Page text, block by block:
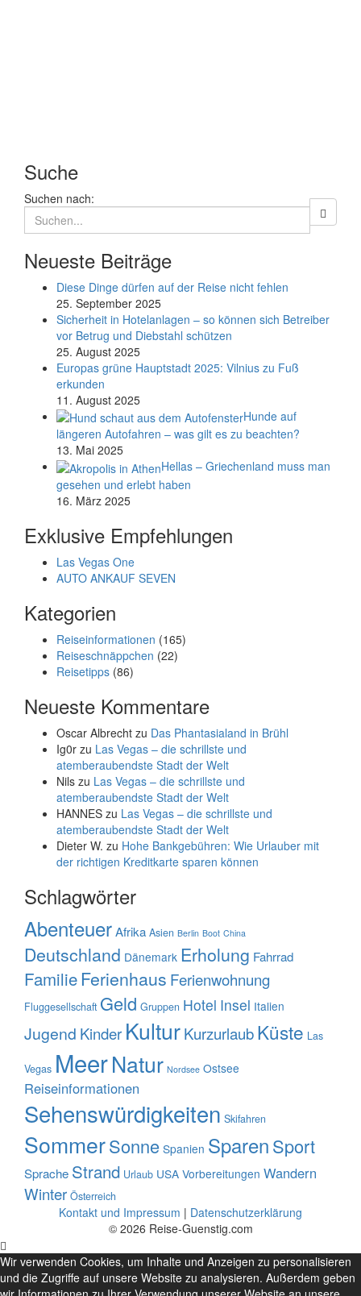
Suche
Suchen nach:
Neueste Beiträge
Diese Dinge dürfen auf der Reise nicht fehlen
25. September 2025
Sicherheit in Hotelanlagen – so können sich Betreiber
vor Betrug und Diebstahl schützen
25. August 2025
Europas grüne Hauptstadt 2025: Vilnius zu Fuß
erkunden
11. August 2025
Hunde auf
längeren Autofahren – was gilt es zu beachten?
13. Mai 2025
Hellas – Griechenland muss man
gesehen und erlebt haben
16. März 2025
Exklusive Empfehlungen
Las Vegas One
AUTO ANKAUF SEVEN
Kategorien
Reiseinformationen (165)
Reiseschnäppchen (22)
Reisetipps (86)
Neueste Kommentare
Oscar Albrecht zu Das Phantasialand in Brühl
Ig0r zu Las Vegas – die schrillste und
atemberaubendste Stadt der Welt
Nils zu Las Vegas – die schrillste und
atemberaubendste Stadt der Welt
HANNES zu Las Vegas – die schrillste und
atemberaubendste Stadt der Welt
Dieter W. zu Hohe Bankgebühren: Wie Urlauber mit
der richtigen Kreditkarte sparen können
Schlagwörter
AbenteuerAfrika Asien Berlin Boot China
Deutschland Dänemark Erholung Fahrrad
Familie Ferienhaus Ferienwohnung
Fluggesellschaft Geld Gruppen Hotel Insel Italien
Jugend Kinder KulturKurzurlaubKüste Las
Vegas MeerNatur Nordsee Ostsee
Reiseinformationen
Sehenswürdigkeiten Skifahren
SommerSonne Spanien SparenSport
Sprache Strand Urlaub USA Vorbereitungen Wandern
Winter Österreich
Kontakt und Impressum | Datenschutzerklärung
© 2026 Reise-Guenstig.com
Wir verwenden Cookies, um Inhalte und Anzeigen zu personalisieren
und die Zugriffe auf unsere Website zu analysieren. Außerdem geben